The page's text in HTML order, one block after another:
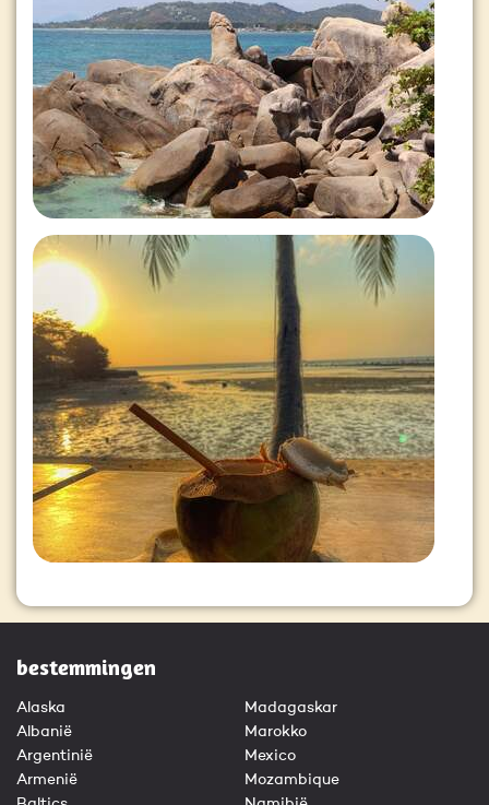
bestemmingen
Alaska
Albanië
Argentinië
Armenië
Madagaskar
Marokko
Mexico
Mozambique